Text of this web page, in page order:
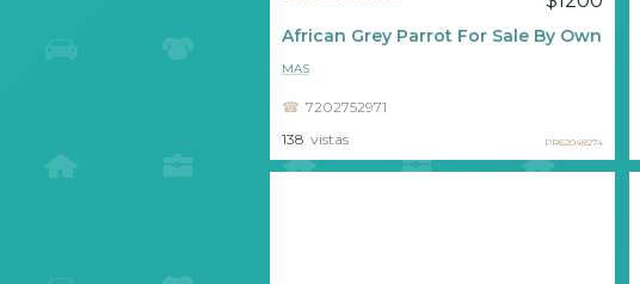
African Grey Parrot For Sale By Owner
7202752971
MAS
138 vistas PR62048274